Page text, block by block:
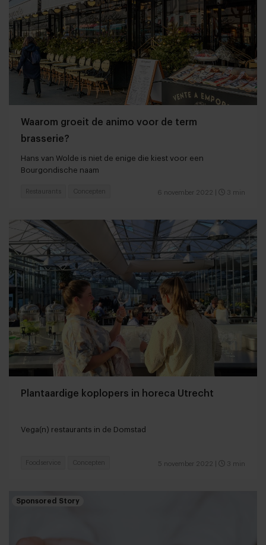
Waarom groeit de animo voor de term
brasserie?
Hans van Wolde is niet de enige die kiest voor een
Bourgondische naam
6 november 2022 3 min
Restaurants Concepten
Plantaardige koplopers in horeca Utrecht
Vega(n) restaurants in de Domstad
5 november 2022 3 min
Foodservice Concepten
Sponsored Story